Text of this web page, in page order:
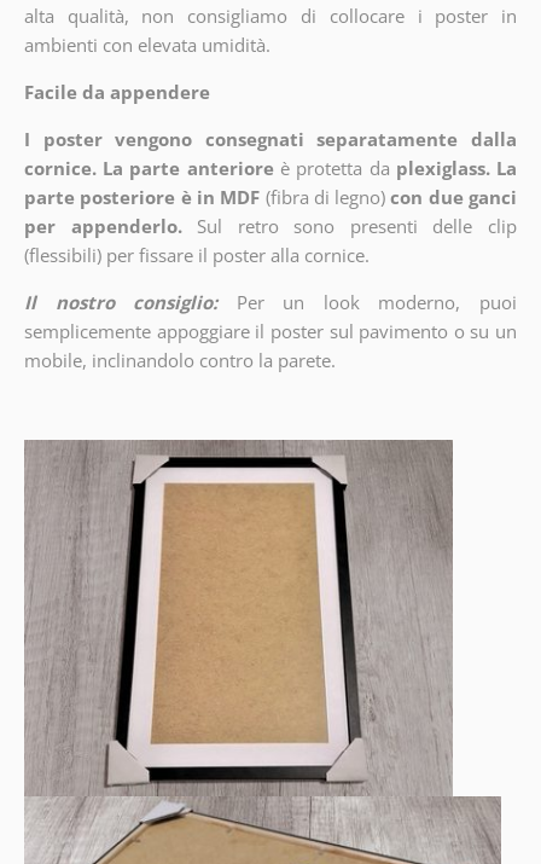
alta qualità, non consigliamo di collocare i poster in
ambienti con elevata umidità.
Facile da appendere
I poster vengono consegnati separatamente dalla
cornice. La parte anteriore è protetta da plexiglass. La
parte posteriore è in MDF (fibra di legno) con due ganci
per appenderlo.
Sul retro sono presenti delle clip
(flessibili) per fissare il poster alla cornice.
Il nostro consiglio:
Per un look moderno, puoi
semplicemente appoggiare il poster sul pavimento o su un
mobile, inclinandolo contro la parete.